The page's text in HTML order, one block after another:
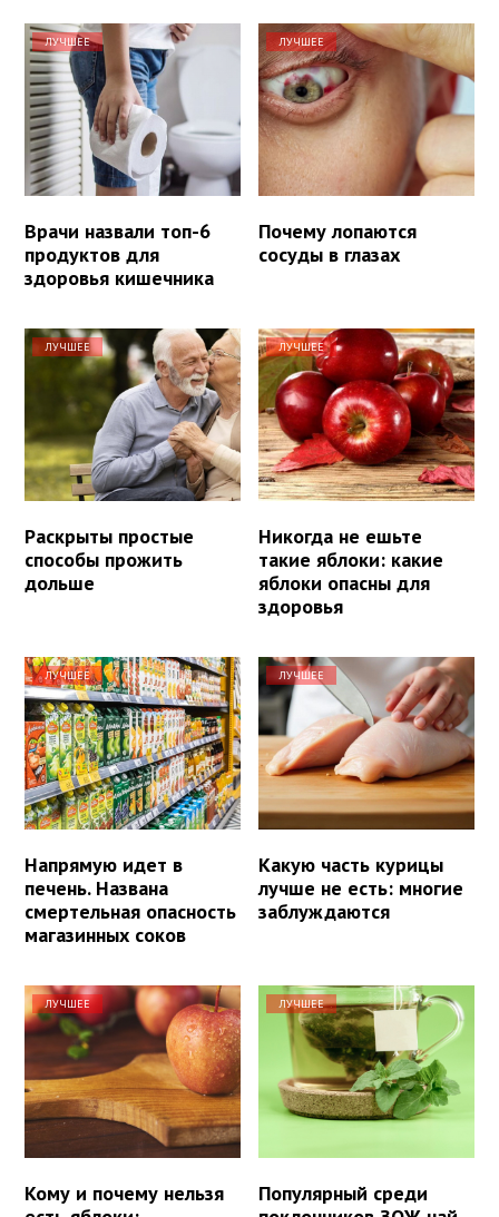
ЛУЧШЕЕ
Врачи назвали топ-6
продуктов для
здоровья кишечника
ЛУЧШЕЕ
Почему лопаются
сосуды в глазах
ЛУЧШЕЕ
Раскрыты простые
способы прожить
дольше
ЛУЧШЕЕ
Никогда не ешьте
такие яблоки: какие
яблоки опасны для
здоровья
ЛУЧШЕЕ
Напрямую идет в
печень. Названа
смертельная опасность
магазинных соков
ЛУЧШЕЕ
Какую часть курицы
лучше не есть: многие
заблуждаются
ЛУЧШЕЕ
Кому и почему нельзя
ЛУЧШЕЕ
Популярный среди